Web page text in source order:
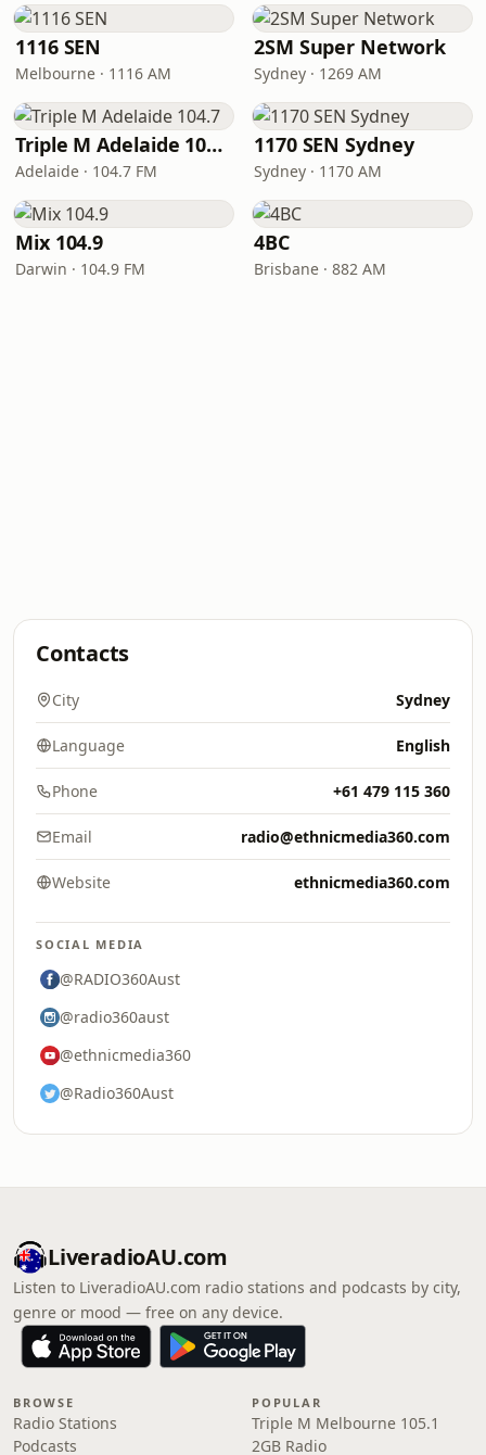
1116 SEN
Melbourne · 1116 AM
2SM Super Network
Sydney · 1269 AM
Triple M Adelaide 104.7
Adelaide · 104.7 FM
1170 SEN Sydney
Sydney · 1170 AM
Mix 104.9
Darwin · 104.9 FM
4BC
Brisbane · 882 AM
Contacts
City Sydney
Language English
Phone +61 479 115 360
Email radio@ethnicmedia360.com
Website ethnicmedia360.com
SOCIAL MEDIA
@RADIO360Aust
@radio360aust
@ethnicmedia360
@Radio360Aust
LiveradioAU.com
Listen to LiveradioAU.com radio stations and podcasts by city,
genre or mood — free on any device.
BROWSE
Radio Stations
Podcasts
POPULAR
Triple M Melbourne 105.1
2GB Radio